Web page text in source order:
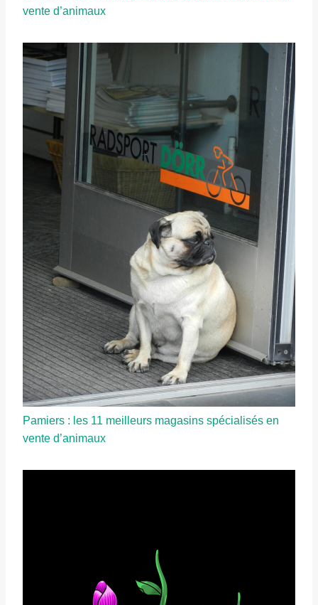
vente d’animaux
Pamiers : les 11 meilleurs magasins spécialisés en
vente d’animaux